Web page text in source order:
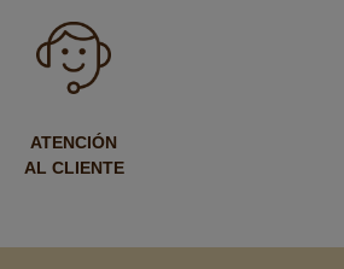
ATENCIÓN
AL CLIENTE